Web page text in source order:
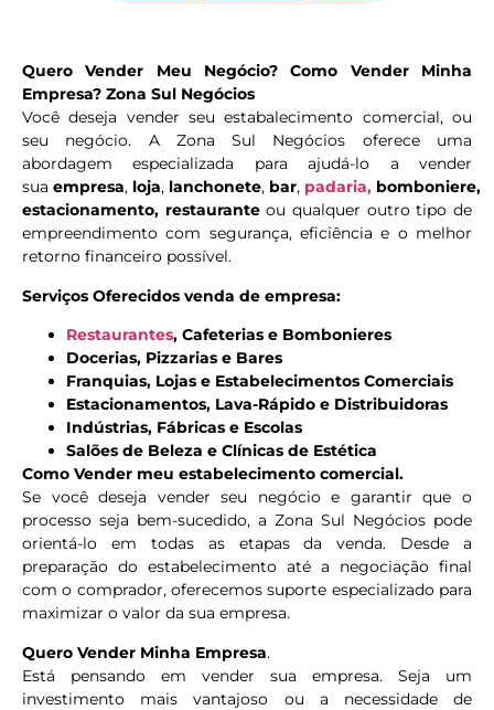
Quero Vender Meu Negócio? Como Vender Minha
Empresa? Zona Sul Negócios
Você deseja vender seu estabalecimento comercial, ou
seu negócio. A Zona Sul Negócios oferece uma
abordagem especializada para ajudá-lo a vender
sua empresa, loja, lanchonete, bar, padaria, bomboniere,
estacionamento, restauranteou qualquer outro tipo de
empreendimento com segurança, eficiência e o melhor
retorno financeiro possível.
Serviços Oferecidos venda de empresa:
Restaurantes, Cafeterias e Bombonieres
Docerias, Pizzarias e Bares
Franquias, Lojas e Estabelecimentos Comerciais
Estacionamentos, Lava-Rápido e Distribuidoras
Indústrias, Fábricas e Escolas
Salões de Beleza e Clínicas de Estética
Como Vender meu estabelecimento comercial.
Se você deseja vender seu negócio e garantir que o
processo seja bem-sucedido, a Zona Sul Negócios pode
orientá-lo em todas as etapas da venda. Desde a
preparação do estabelecimento até a negociação final
com o comprador, oferecemos suporte especializado para
maximizar o valor da sua empresa.
Quero Vender Minha Empresa.
Está pensando em vender sua empresa. Seja um
investimento mais vantajoso ou a necessidade de